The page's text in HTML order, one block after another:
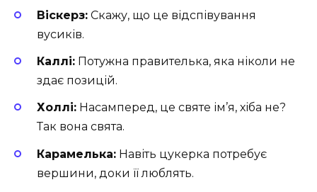
Віскерз: Скажу, що це відспівування
вусиків.
Каллі: Потужна правителька, яка ніколи не
здає позицій.
Холлі: Насамперед, це святе ім’я, хіба не?
Так вона свята.
Карамелька: Навіть цукерка потребує
вершини, доки її люблять.